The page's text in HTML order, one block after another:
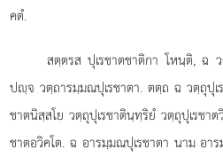
คตํ.
สตฺตรส ปุเรชาตชาติกา โหนฺติ, ฉ
ปฺจ วตฺถารมฺมณปุเรชาตา. ตตฺถ ฉ วตฺถุปุเ
ชาตนิสฺสโย วตฺถุปุเรชาตินฺทฺริยํ วตฺถุปุเรชา
ชาตอวิคโต. ฉ อารมฺมณปุเรชาตา นาม อ